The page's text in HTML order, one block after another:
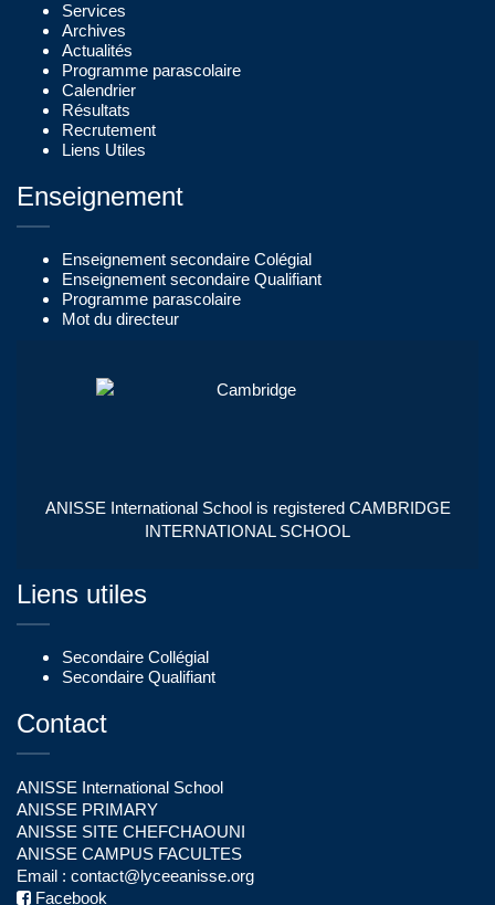
Services
Archives
Actualités
Programme parascolaire
Calendrier
Résultats
Recrutement
Liens Utiles
Enseignement
Enseignement secondaire Colégial
Enseignement secondaire Qualifiant
Programme parascolaire
Mot du directeur
ANISSE International School is registered CAMBRIDGE
INTERNATIONAL SCHOOL
Liens utiles
Secondaire Collégial
Secondaire Qualifiant
Contact
ANISSE International School
ANISSE PRIMARY
ANISSE SITE CHEFCHAOUNI
ANISSE CAMPUS FACULTES
Email : contact@lyceeanisse.org
Facebook